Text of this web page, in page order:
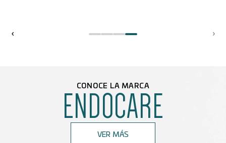
‹ ›
CONOCE LA MARCA
ENDOCARE
VER MÁS